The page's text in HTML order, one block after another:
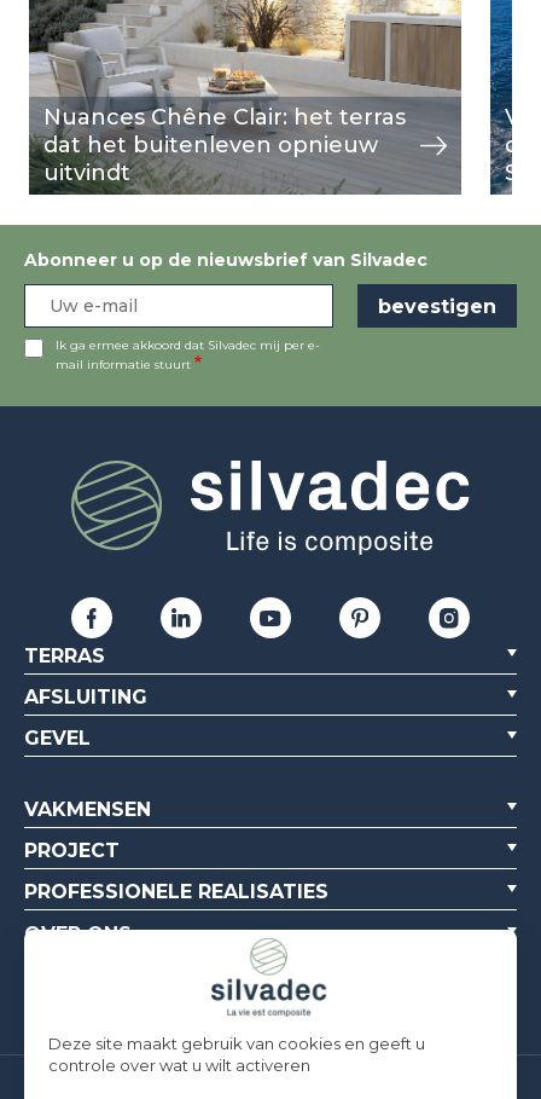
Nuances Chêne Clair: het terras
dat het buitenleven opnieuw
uitvindt
Abonneer u op de nieuwsbrief van Silvadec
Ik ga ermee akkoord dat Silvadec mij per e-
mail informatie stuurt
TERRAS
AFSLUITING
GEVEL
VAKMENSEN
PROJECT
PROFESSIONELE REALISATIES
OVER ONS
Deze site maakt gebruik van cookies en geeft u
controle over wat u wilt activeren